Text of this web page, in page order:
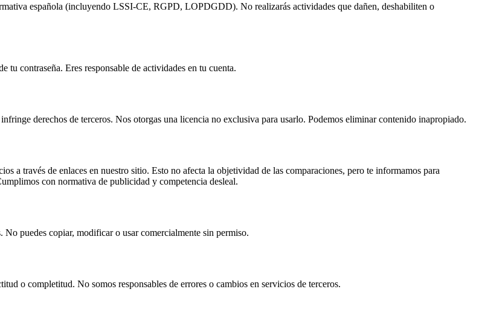
española (incluyendo LSSI-CE, RGPD, LOPDGDD). No realizarás actividades que dañen, deshabiliten o
tu contraseña. Eres responsable de actividades en tu cuenta.
derechos de terceros. Nos otorgas una licencia no exclusiva para usarlo. Podemos eliminar contenido inapropiado.
a través de enlaces en nuestro sitio. Esto no afecta la objetividad de las comparaciones, pero te informamos para
con normativa de publicidad y competencia desleal.
puedes copiar, modificar o usar comercialmente sin permiso.
o completitud. No somos responsables de errores o cambios en servicios de terceros.